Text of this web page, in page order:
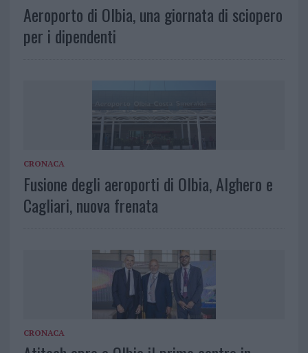
Aeroporto di Olbia, una giornata di sciopero
per i dipendenti
CRONACA
Fusione degli aeroporti di Olbia, Alghero e
Cagliari, nuova frenata
CRONACA